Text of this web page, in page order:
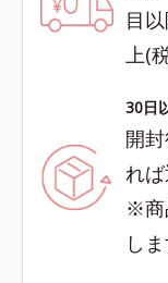
目
上(
30日
開
れ
※商
し